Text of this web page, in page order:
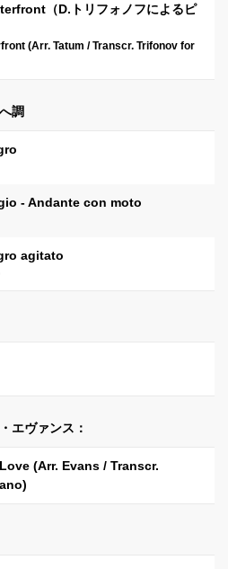
（D.トリフォノフによるピ
(Arr. Tatum / Transcr. Trifonov for
調
- Andante con moto
agitato
エヴァンス：
(Arr. Evans / Transcr.